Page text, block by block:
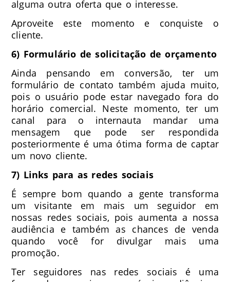
alguma outra oferta que o interesse.
Aproveite este momento e conquiste o
cliente.
6) Formulário de solicitação de orçamento
Ainda pensando em conversão, ter um
formulário de contato também ajuda muito,
pois o usuário pode estar navegado fora do
horário comercial. Neste momento, ter um
canal para o internauta mandar uma
mensagem que pode ser respondida
posteriormente é uma ótima forma de captar
um novo cliente.
7) Links para as redes sociais
É sempre bom quando a gente transforma
um visitante em mais um seguidor em
nossas redes sociais, pois aumenta a nossa
audiência e também as chances de venda
quando você for divulgar mais uma
promoção.
Ter seguidores nas redes sociais é uma